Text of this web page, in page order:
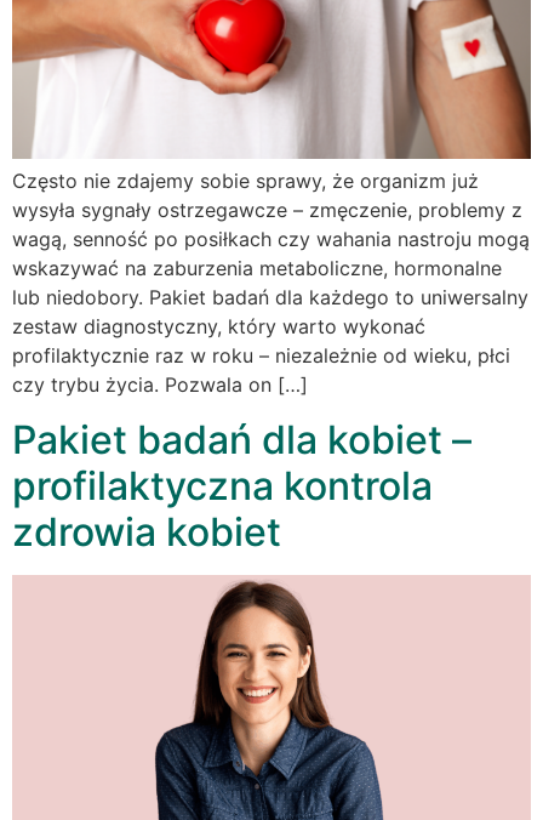
Często nie zdajemy sobie sprawy, że organizm już
wysyła sygnały ostrzegawcze – zmęczenie, problemy z
wagą, senność po posiłkach czy wahania nastroju mogą
wskazywać na zaburzenia metaboliczne, hormonalne
lub niedobory. Pakiet badań dla każdego to uniwersalny
zestaw diagnostyczny, który warto wykonać
profilaktycznie raz w roku – niezależnie od wieku, płci
czy trybu życia. Pozwala on […]
Pakiet badań dla kobiet –
profilaktyczna kontrola
zdrowia kobiet